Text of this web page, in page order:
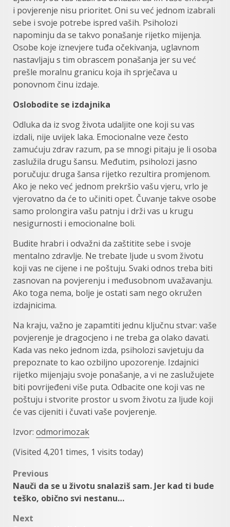
i povjerenje nisu prioritet. Oni su već jednom izabrali
sebe i svoje potrebe ispred vaših. Psiholozi
napominju da se takvo ponašanje rijetko mijenja.
Osobe koje iznevjere tuđa očekivanja, uglavnom
nastavljaju s tim obrascem ponašanja jer su već
prešle moralnu granicu koja ih sprječava u
ponovnom činu izdaje.
Oslobodite se izdajnika
Odluka da iz svog života udaljite one koji su vas
izdali, nije uvijek laka. Emocionalne veze često
zamućuju zdrav razum, pa se mnogi pitaju je li osoba
zaslužila drugu šansu. Međutim, psiholozi jasno
poručuju: druga šansa rijetko rezultira promjenom.
Ako je neko već jednom prekršio vašu vjeru, vrlo je
vjerovatno da će to učiniti opet. Čuvanje takve osobe
samo prolongira vašu patnju i drži vas u krugu
nesigurnosti i emocionalne boli.
Budite hrabri i odvažni da zaštitite sebe i svoje
mentalno zdravlje. Ne trebate ljude u svom životu
koji vas ne cijene i ne poštuju. Svaki odnos treba biti
zasnovan na povjerenju i međusobnom uvažavanju.
Ako toga nema, bolje je ostati sam nego okružen
izdajnicima.
Na kraju, važno je zapamtiti jednu ključnu stvar: vaše
povjerenje je dragocjeno i ne treba ga olako davati.
Kada vas neko jednom izda, psiholozi savjetuju da
prepoznate to kao ozbiljno upozorenje. Izdajnici
rijetko mijenjaju svoje ponašanje, a vi ne zaslužujete
biti povrijeđeni više puta. Odbacite one koji vas ne
poštuju i stvorite prostor u svom životu za ljude koji
će vas cijeniti i čuvati vaše povjerenje.
Izvor: odmorimozak
(Visited 4,201 times, 1 visits today)
Post
navigation
Previous
Nauči da se u životu snalaziš sam. Jer kad ti bude
teško, obično svi nestanu…
Next